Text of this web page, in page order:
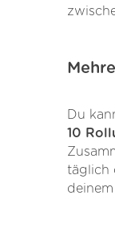
Du
10
täglich